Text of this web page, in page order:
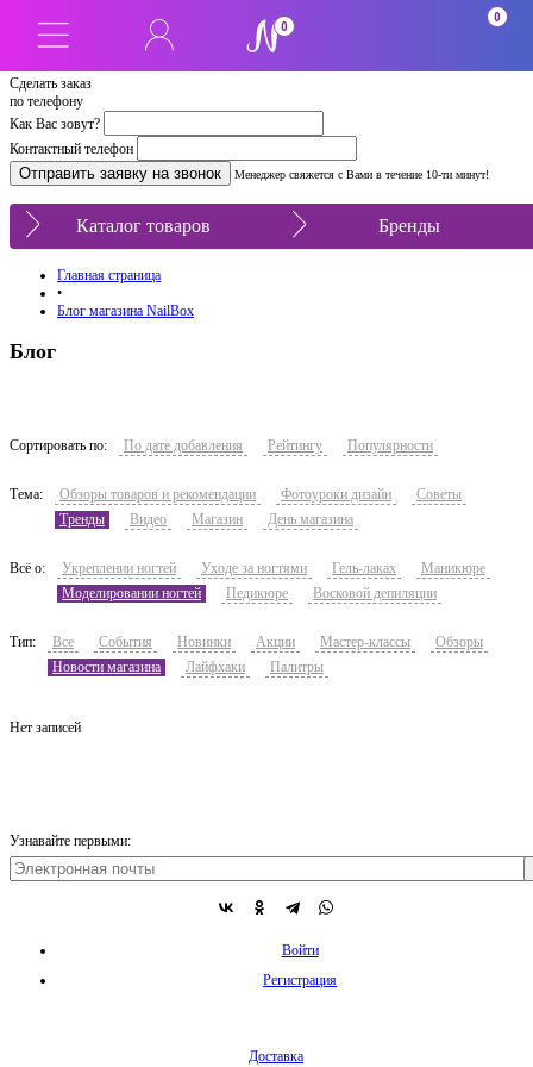
Сделать заказ
по телефону
Как Вас зовут?
Контактный телефон
Менеджер свяжется с Вами в течение 10-ти минут!
0
0
Каталог товаров Бренды
Главная страница
•
Блог магазина NailBox
Блог
Сортировать по: По дате добавления Рейтингу Популярности
Тема: Обзоры товаров и рекомендации Фотоуроки дизайн
Советы
Тренды
Видео Магазин День магазина
Всё о: Укреплении ногтей Уходе за ногтями Гель-лаках
Маникюре
Моделировании ногтей
Педикюре Восковой депиляции
Тип: Все События Новинки Акции Мастер-классы
Обзоры
Новости магазина
Лайфхаки Палитры
Нет записей
Узнавайте первыми:
Войти
Регистрация
Доставка